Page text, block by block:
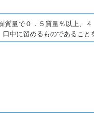
量で０．５質量％以上、
中に留めるものであること